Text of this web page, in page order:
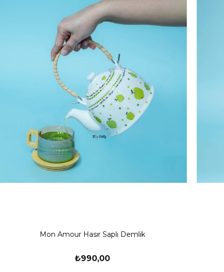
Mon Amour Hasır Saplı Demlik
₺990,00